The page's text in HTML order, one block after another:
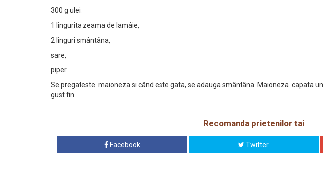
300 g ulei,
1 lingurita zeama de lamâie,
2 linguri smântâna,
sare,
piper.
Se pregateste maioneza si când este gata, se adauga smântâna. Maioneza capata un
gust fin.
Recomanda prietenilor tai
Facebook Twitter